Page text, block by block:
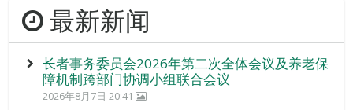
最新新闻
长者事务委员会2026年第二次全体会议及养老保
障机制跨部门协调小组联合会议
2026年8月7日 20:41